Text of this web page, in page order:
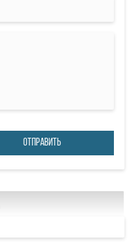
ОТПРАВИТЬ